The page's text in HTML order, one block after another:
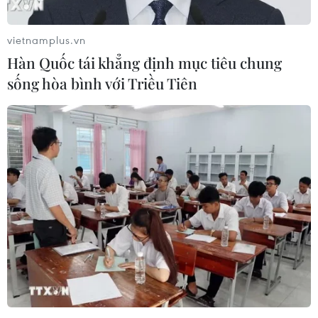
công nghệ trở thành trụ cột mới của
nền đối ngoại Việt Nam
05/08/2026 14:56
Foxconn đạt doanh thu cao kỷ lục
nhờ nhu cầu mạnh đối với AI
05/08/2026 13:41
Hãng Walt Disney ký thỏa thuận
chưa từng có tiền lệ với TikTok
05/08/2026 13:31
Bế mạc Techfest Hải Phòng 2026:
vietnamplus.vn
Hàn Quốc tái khẳng định mục tiêu chung
sống hòa bình với Triều Tiên